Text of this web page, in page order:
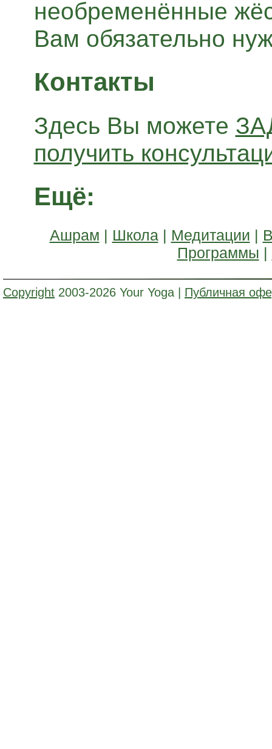
необременённые
Вам обязательно
Контакты
Здесь Вы можете
получить
Ещё:
Ашрам | Школа| Медитации |
Программы |
Copyright 2003-2026 Your Yoga | Публичная